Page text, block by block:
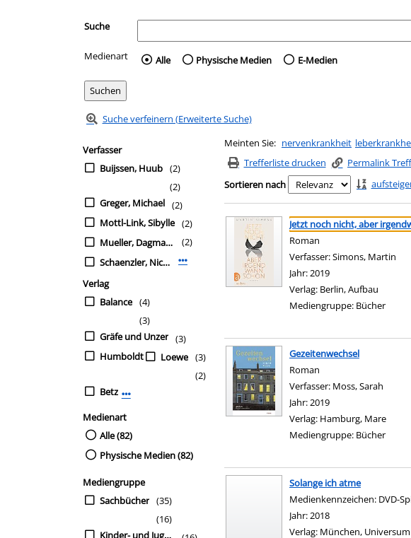
Suche
Medienart Wählen Sie die Medienart nach der Sie
Alle Physische Medien E-Medien
Suche verfeinern (Erweiterte Suche)
Suchfilter
Zur Trefferliste springen
Verfasser
Buijssen, Huub (2)
Greger, Michael
(2)
Mottl-Link, Sibylle
(2)
Mueller, Dagmar H.
(2)
Schaenzler, Nicole
(2)
Mehr Verfasser-Filter anzeigen
Verlag
Balance (4)
Gräfe und Unzer
(3)
Humboldt
(3)
Loewe (3)
Betz
(2)
Mehr Verlag-Filter anzeigen
Medienart
Alle (82)
Physische Medien (82)
Mediengruppe
Sachbücher (35)
Kinder- und Jugendbü
(16)
Meinten Sie: nervenkrankheit
Trefferliste drucken
Permalink
Sortieren nach
Suchergebnis
Zu den Suchfiltern springen
Jetzt noch nicht, aber
Roman
Verfasser:Simons, Martin
Jahr:2019
Verlag: Berlin, Aufbau
Mediengruppe: Bücher
Gezeitenwechsel
Roman
Verfasser: Moss, Sarah
Jahr:2019
Verlag: Hamburg, Mare
Mediengruppe: Bücher
Solange ich atme
Suche nach diesem Verfasser
Medienkennzeichen: DVD-
Jahr:2018
Verlag: München,